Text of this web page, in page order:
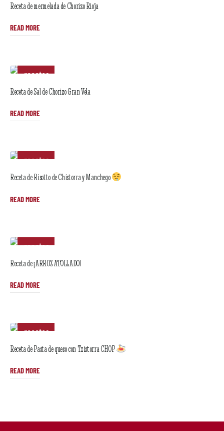
Receta de mermelada de Chorizo Rioja
READ MORE
recetas
Receta de Sal de Chorizo Gran Vela
READ MORE
recetas
Receta de Risotto de Chistorra y Manchego
READ MORE
recetas
Receta de ¡ARROZ ATOLLADO!
READ MORE
recetas
Receta de Pasta de queso con Txistorra CHOP
READ MORE